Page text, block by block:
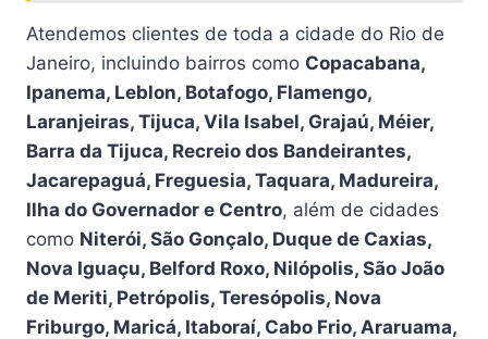
Atendemos clientes de toda a cidade do Rio de
Janeiro, incluindo bairros como Copacabana,
Ipanema, Leblon, Botafogo, Flamengo,
Laranjeiras, Tijuca, Vila Isabel, Grajaú, Méier,
Barra da Tijuca, Recreio dos Bandeirantes,
Jacarepaguá, Freguesia, Taquara, Madureira,
Ilha do Governador e Centro, além de cidades
como Niterói, São Gonçalo, Duque de Caxias,
Nova Iguaçu, Belford Roxo, Nilópolis, São João
de Meriti, Petrópolis, Teresópolis, Nova
Friburgo, Maricá, Itaboraí, Cabo Frio, Araruama,